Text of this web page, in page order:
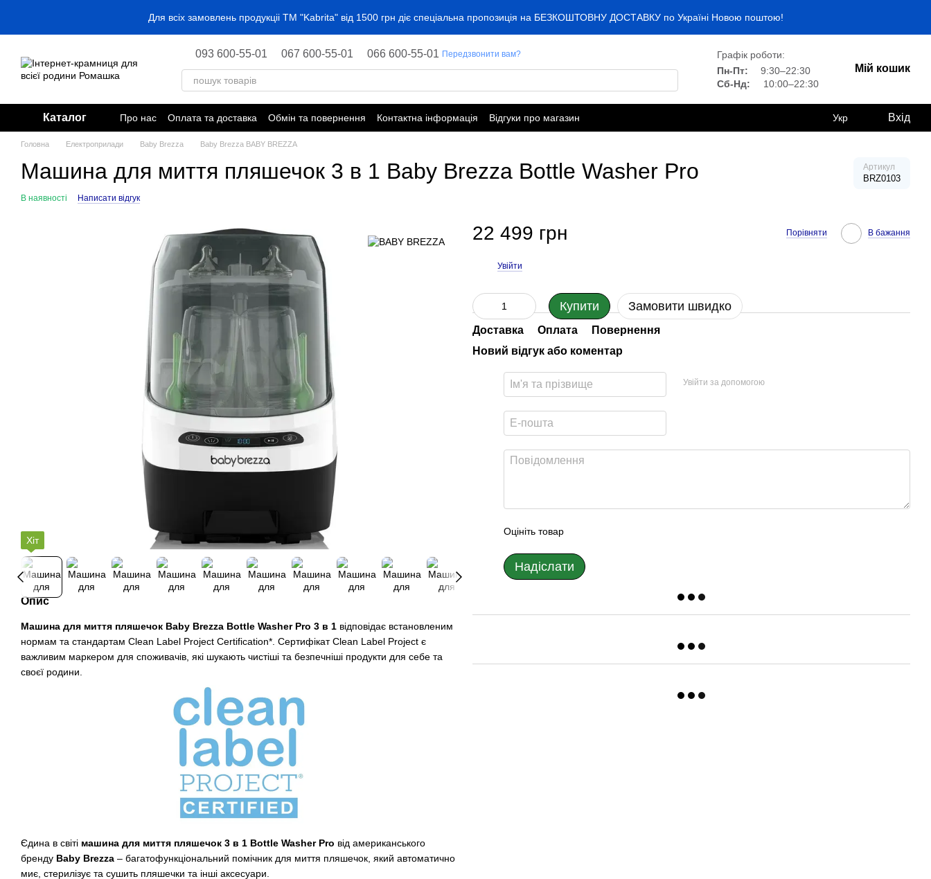
Для всіх замовлень продукціі ТМ "Kabrita" від 1500 грн діє спеціальна пропозиція на БЕЗКОШТОВНУ ДОСТАВКУ по Україні Новою поштою!
093 600-55-01 067 600-55-01 066 600-55-01 Передзвонити вам?
Графік роботи:
Пн-Пт:
9:30–22:30
Сб-Нд:
10:00–22:30
Мій кошик
Каталог Про нас Оплата та доставка Обмін та повернення Контактна інформація Відгуки про магазин Укр Вхід
Головна Електроприлади Baby Brezza Baby Brezza BABY BREZZA
Машина для миття пляшечок 3 в 1 Baby Brezza Bottle Washer Pro Артикул
BRZ0103
В наявності Написати відгук
Хіт
Опис
Машина для миття пляшечок Baby Brezza Bottle Washer Pro 3 в 1 відповідає встановленим
нормам та стандартам Clean Label Project Certification*. Сертифікат Clean Label Project є
важливим маркером для споживачів, які шукають чистіші та безпечніші продукти для себе та
своєї родини.
Єдина в світі машина для миття пляшечок 3 в 1 Bottle Washer Pro від американського
бренду Baby Brezza – багатофункціональний помічник для миття пляшечок, який автоматично
миє, стерилізує та сушить пляшечки та інші аксесуари.
22 499 грн Порівняти В бажання
Увійти
Купити Замовити швидко
Доставка Оплата
Повернення
Новий відгук або коментар
Увійти за допомогою
Оцініть товар
Надіслати